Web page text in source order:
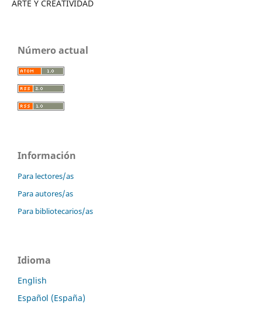
ARTE Y CREATIVIDAD
Número actual
Información
Para lectores/as
Para autores/as
Para bibliotecarios/as
Idioma
English
Español (España)